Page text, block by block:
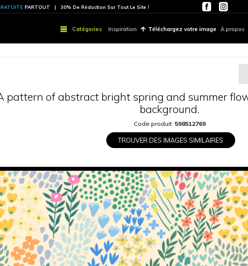
LIVRAISON GRATUITE PARTOUT | 30% De Réduction Sur Tout Le Site !
A pattern of abstract bright
TROUVER DES